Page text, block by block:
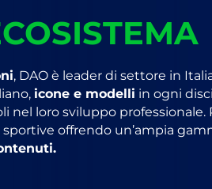
, DAO è leader di settore in
icone e modelli in ogni
nel loro sviluppo
offrendo un’ampia